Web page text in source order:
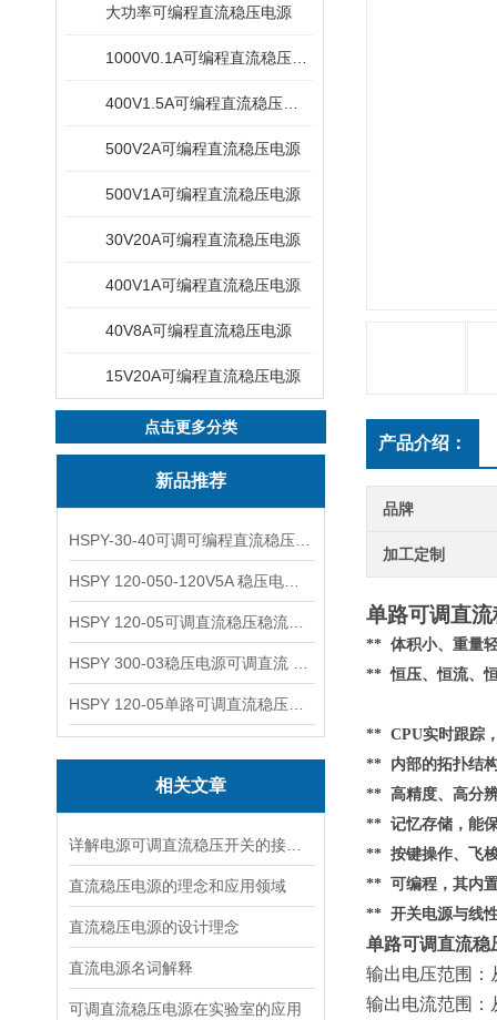
大功率可编程直流稳压电源
500V2A可编程直流稳压电源
500V1A可编程直流稳压电源
30V20A可编程直流稳压电源
400V1A可编程直流稳压电源
40V8A可编程直流稳压电源
15V20A可编程直流稳压电源
点击更多分类
新品推荐
相关文章
直流稳压电源的理念和应用领域
直流稳压电源的设计理念
直流电源名词解释
可调直流稳压电源在实验室的应用
产品介绍：
品牌
加工定制
单路可调直
** 体积小、重量
** 恒压、恒流、
** CPU实时跟踪
** 内部的拓扑结
** 高精度、高分
** 记忆存储，能
** 按键操作、飞
** 可编程，其内
** 开关电源与线
单路可调直流稳
输出电压范围：
输出电流范围：